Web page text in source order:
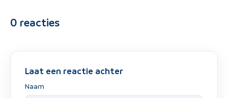
0 reacties
Laat een reactie achter
Naam